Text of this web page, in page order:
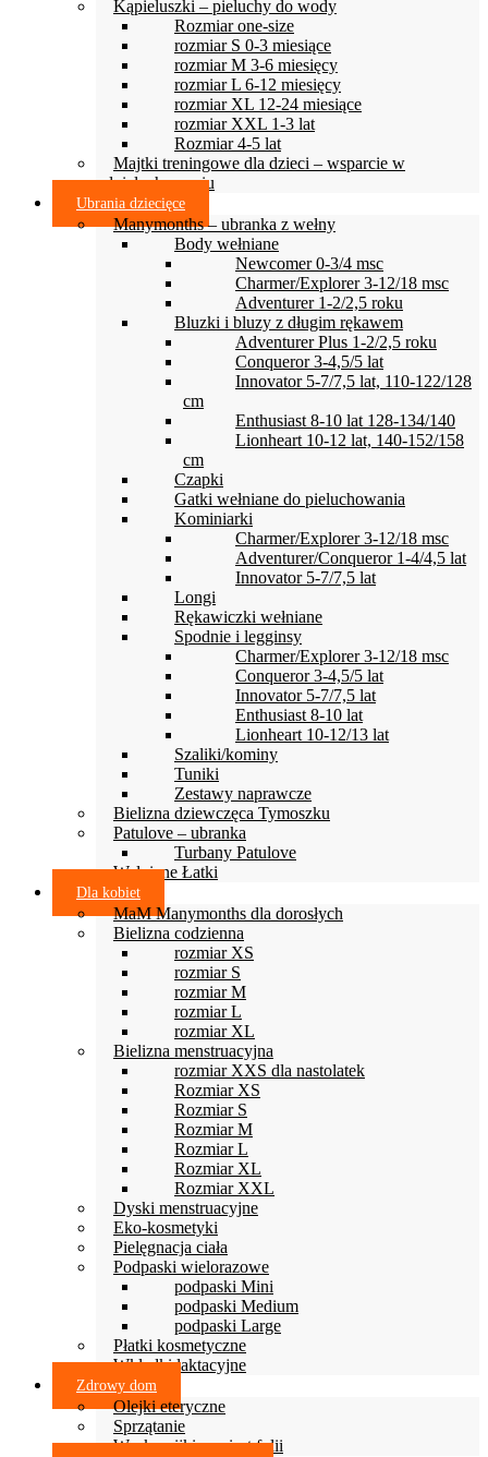
Kąpieluszki – pieluchy do wody
Rozmiar one-size
rozmiar S 0-3 miesiące
rozmiar M 3-6 miesięcy
rozmiar L 6-12 miesięcy
rozmiar XL 12-24 miesiące
rozmiar XXL 1-3 lat
Rozmiar 4-5 lat
Majtki treningowe dla dzieci – wsparcie w
odpieluchowaniu
Ubrania dziecięce
Manymonths – ubranka z wełny
Body wełniane
Newcomer 0-3/4 msc
Charmer/Explorer 3-12/18 msc
Adventurer 1-2/2,5 roku
Bluzki i bluzy z długim rękawem
Adventurer Plus 1-2/2,5 roku
Conqueror 3-4,5/5 lat
Innovator 5-7/7,5 lat, 110-122/128
cm
Enthusiast 8-10 lat 128-134/140
Lionheart 10-12 lat, 140-152/158
cm
Czapki
Gatki wełniane do pieluchowania
Kominiarki
Charmer/Explorer 3-12/18 msc
Adventurer/Conqueror 1-4/4,5 lat
Innovator 5-7/7,5 lat
Longi
Rękawiczki wełniane
Spodnie i legginsy
Charmer/Explorer 3-12/18 msc
Conqueror 3-4,5/5 lat
Innovator 5-7/7,5 lat
Enthusiast 8-10 lat
Lionheart 10-12/13 lat
Szaliki/kominy
Tuniki
Zestawy naprawcze
Bielizna dziewczęca Tymoszku
Patulove – ubranka
Turbany Patulove
Wełniane Łatki
Dla kobiet
MaM Manymonths dla dorosłych
Bielizna codzienna
rozmiar XS
rozmiar S
rozmiar M
rozmiar L
rozmiar XL
Bielizna menstruacyjna
rozmiar XXS dla nastolatek
Rozmiar XS
Rozmiar S
Rozmiar M
Rozmiar L
Rozmiar XL
Rozmiar XXL
Dyski menstruacyjne
Eko-kosmetyki
Pielęgnacja ciała
Podpaski wielorazowe
podpaski Mini
podpaski Medium
podpaski Large
Płatki kosmetyczne
Wkładki laktacyjne
Zdrowy dom
Olejki eteryczne
Sprzątanie
Woskowijki zamiast folii